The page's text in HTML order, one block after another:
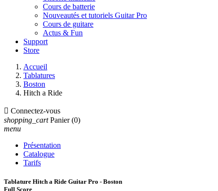
Cours de batterie
Nouveautés et tutoriels Guitar Pro
Cours de guitare
Actus & Fun
Support
Store
Accueil
Tablatures
Boston
Hitch a Ride
 Connectez-vous
shopping_cart Panier (0)
menu
Présentation
Catalogue
Tarifs
Tablature Hitch a Ride Guitar Pro - Boston
Full Score